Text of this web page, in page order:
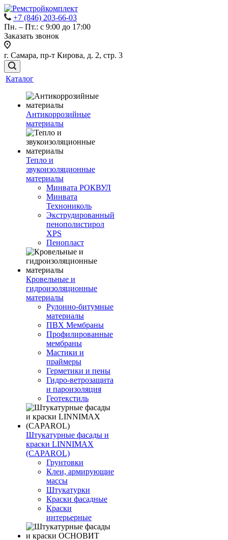
+7 (846) 203-66-03
Пн. – Пт.: с 9:00 до 17:00
Заказать звонок
г. Самара, пр-т Кирова, д. 2, стр. 3
Каталог
Антикоррозийные
материалы
Тепло и
звукоизоляционные
материалы
Минвата РОКВУЛ
Минвата
Технониколь
Экструдированный
пенополистирол
XPS
Пенопласт
Кровельные и
гидроизоляционные
материалы
Рулонно-битумные
материалы
ПВХ Мембраны
Профилированные
мембраны
Мастики и
праймеры
Герметики и пены
Гидро-ветрозащита
и пароизоляция
Геотекстиль
Штукатурные фасады и
краски LINNIMAX
(CAPAROL)
Грунтовки
Клеи, армирующие
массы
Штукатурки
Краски фасадные
Краски
интерьерные